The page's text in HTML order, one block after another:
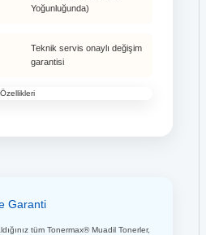
Yoğunluğunda)
Teknik servis onaylı değişim
garantisi
Garanti
tüm Tonermax® Muadil Tonerler,